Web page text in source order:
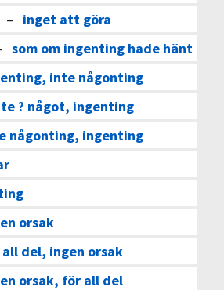
inget att göra
som om ingenting hade hänt
inte någonting
? något, ingenting
någonting, ingenting
orsak
del, ingen orsak
orsak, för all del